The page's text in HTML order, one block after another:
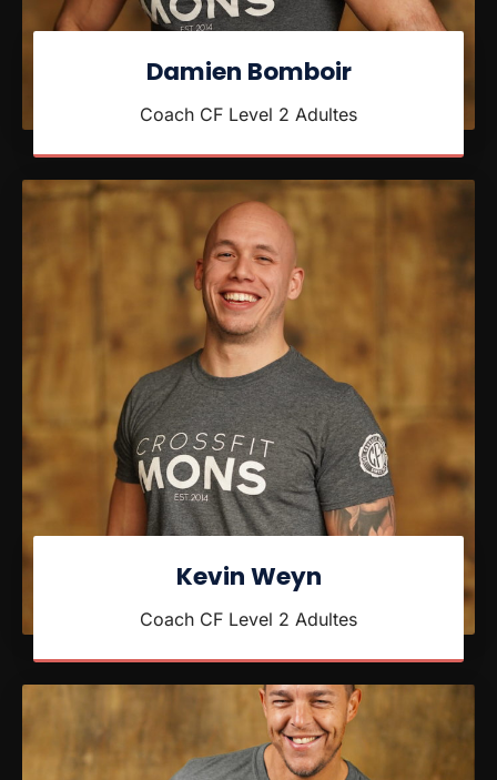
Damien Bomboir
Coach CF Level 2 Adultes
Kevin Weyn
Coach CF Level 2 Adultes